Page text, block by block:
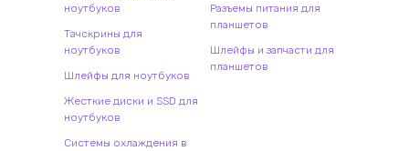
ноутбуков
Тачскрины для
ноутбуков
Шлейфы для ноутбуков
Жесткие диски и SSD для
ноутбуков
Системы охлаждения в
Разъемы питания для
планшетов
Шлейфы и запчасти для
планшетов